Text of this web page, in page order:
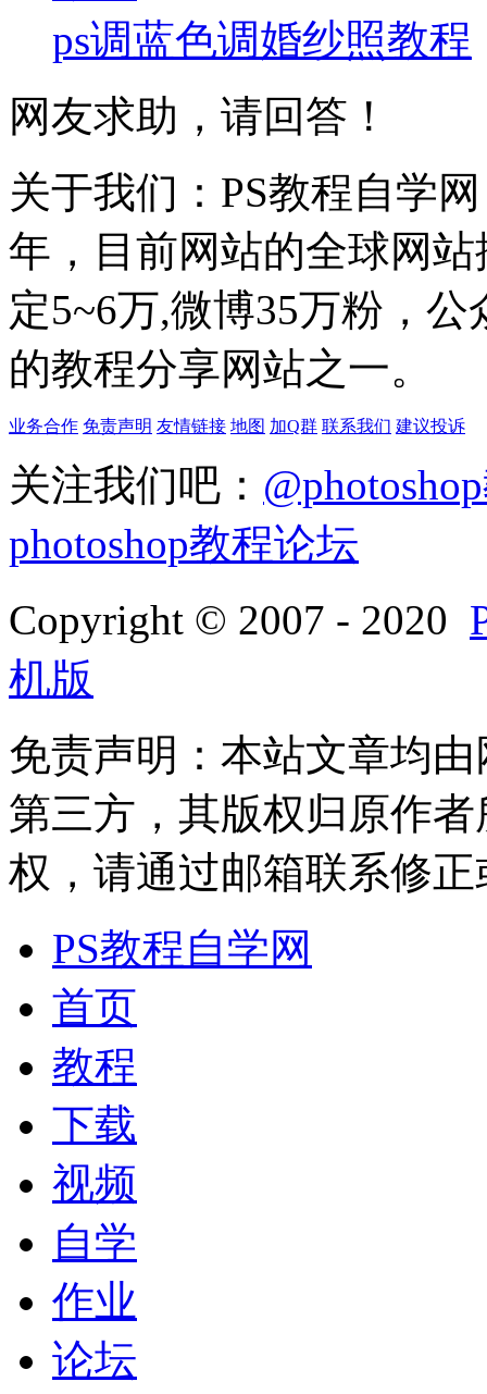
ps调蓝色调婚纱照教程
网友求助，请回答！
关于我们：PS教程自学
年，目前网站的全球网
定5~6万,微博35万粉，
的教程分享网站之一。
业务合作 免责声明 友情链接 地图 加Q群 联系我们 建议投诉
关注我们吧：
photoshop教程论坛
Copyright © 2007 - 2020
机版
免责声明：本站文章均
第三方，其版权归原作
权，请通过邮箱联系修正
PS教程自学网
首页
教程
下载
视频
自学
作业
论坛